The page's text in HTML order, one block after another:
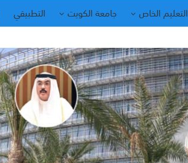
التعليم الخاص جامعة الكويت التطبيقي